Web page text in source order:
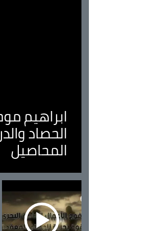
ابراهيم
الحصاد
المحاصيل